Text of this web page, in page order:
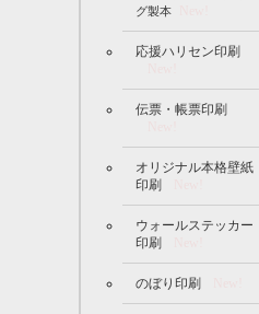
グ製本
応援ハリセン印刷
伝票・帳票印刷
オリジナル本格壁紙
印刷
ウォールステッカー
印刷
のぼり印刷